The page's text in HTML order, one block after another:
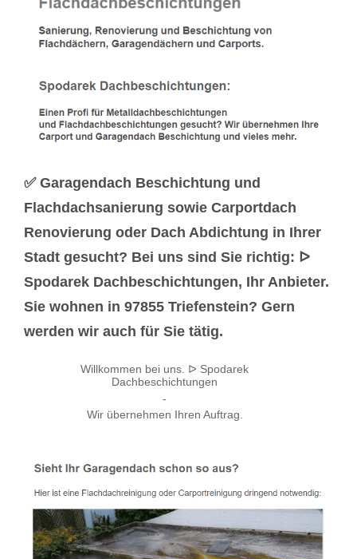
✅ Garagendach Beschichtung und
Flachdachsanierung sowie Carportdach
Renovierung oder Dach Abdichtung in Ihrer
Stadt gesucht? Bei uns sind Sie richtig: ᐅ
Spodarek Dachbeschichtungen, Ihr Anbieter.
Sie wohnen in 97855 Triefenstein? Gern
werden wir auch für Sie tätig.
Willkommen bei uns. ᐅ Spodarek
Dachbeschichtungen
-
Wir übernehmen Ihren Auftrag.